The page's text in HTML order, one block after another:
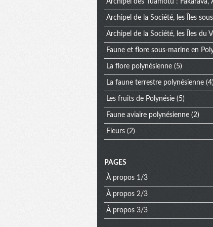
Archipel des Tuamotu : Fakarava,
Archipel de la Société, les Îles
Archipel de la Société, les Îles du
Faune et flore sous-marine en
La flore polynésienne (5)
La faune terrestre polynésienne (4)
Les fruits de Polynésie (5)
Faune aviaire polynésienne (2)
Fleurs (2)
PAGES
À propos 1/3
À propos 2/3
À propos 3/3